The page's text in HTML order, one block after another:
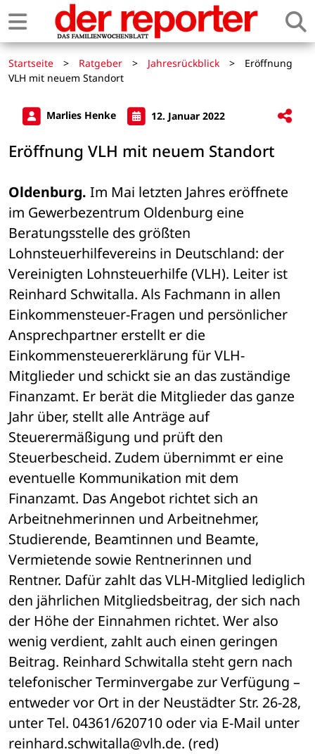
Startseite > Ratgeber > Jahresrückblick >
Eröffnung
VLH mit neuem Standort
Marlies Henke 12. Januar 2022
Eröffnung VLH mit neuem Standort
Oldenburg. Im Mai letzten Jahres eröffnete
im Gewerbezentrum Oldenburg eine
Beratungsstelle des größten
Lohnsteuerhilfevereins in Deutschland: der
Vereinigten Lohnsteuerhilfe (VLH). Leiter ist
Reinhard Schwitalla. Als Fachmann in allen
Einkommensteuer-Fragen und persönlicher
Ansprechpartner erstellt er die
Einkommensteuererklärung für VLH-
Mitglieder und schickt sie an das zuständige
Finanzamt. Er berät die Mitglieder das ganze
Jahr über, stellt alle Anträge auf
Steuerermäßigung und prüft den
Steuerbescheid. Zudem übernimmt er eine
eventuelle Kommunikation mit dem
Finanzamt. Das Angebot richtet sich an
Arbeitnehmerinnen und Arbeitnehmer,
Studierende, Beamtinnen und Beamte,
Vermietende sowie Rentnerinnen und
Rentner. Dafür zahlt das VLH-Mitglied lediglich
den jährlichen Mitgliedsbeitrag, der sich nach
der Höhe der Einnahmen richtet. Wer also
wenig verdient, zahlt auch einen geringen
Beitrag. Reinhard Schwitalla steht gern nach
telefonischer Terminvergabe zur Verfügung –
entweder vor Ort in der Neustädter Str. 26-28,
unter Tel. 04361/620710 oder via E-Mail unter
reinhard.schwitalla@vlh.de. (red)